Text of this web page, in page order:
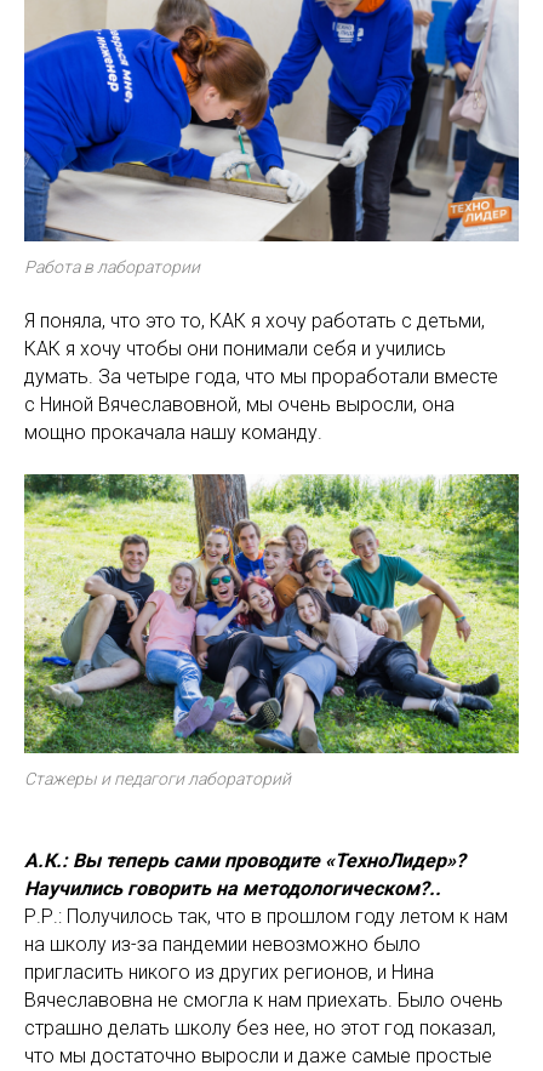
Работа в лаборатории
Я поняла, что это то, КАК я хочу работать с детьми,
КАК я хочу чтобы они понимали себя и учились
думать. За четыре года, что мы проработали вместе
с Ниной Вячеславовной, мы очень выросли, она
мощно прокачала нашу команду.
Стажеры и педагоги лабораторий
А.К.: Вы теперь сами проводите «ТехноЛидер»?
Научились говорить на методологическом?..
Р.Р.: Получилось так, что в прошлом году летом к нам
на школу из-за пандемии невозможно было
пригласить никого из других регионов, и Нина
Вячеславовна не смогла к нам приехать. Было очень
страшно делать школу без нее, но этот год показал,
что мы достаточно выросли и даже самые простые